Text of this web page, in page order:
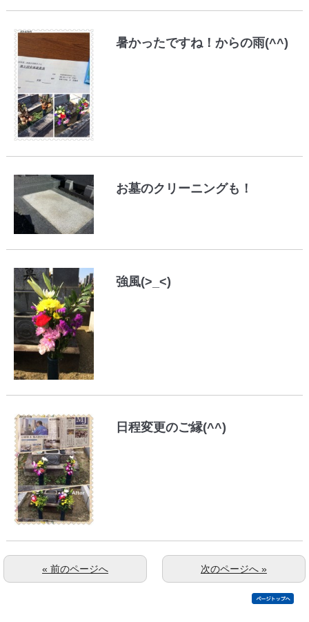
暑かったですね！からの雨(^^)
お墓のクリーニングも！
強風(>_<)
日程変更のご縁(^^)
次のページへ »
« 前のページへ